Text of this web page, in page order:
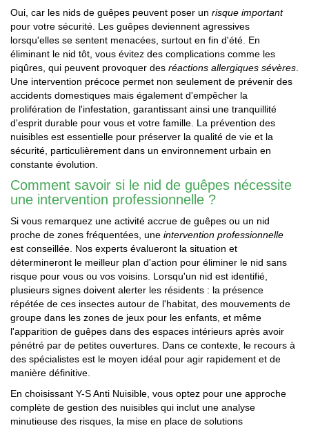
Oui, car les nids de guêpes peuvent poser un risque important
pour votre sécurité. Les guêpes deviennent agressives
lorsqu'elles se sentent menacées, surtout en fin d'été. En
éliminant le nid tôt, vous évitez des complications comme les
piqûres, qui peuvent provoquer des réactions allergiques sévères.
Une intervention précoce permet non seulement de prévenir des
accidents domestiques mais également d'empêcher la
prolifération de l'infestation, garantissant ainsi une tranquillité
d'esprit durable pour vous et votre famille. La prévention des
nuisibles est essentielle pour préserver la qualité de vie et la
sécurité, particulièrement dans un environnement urbain en
constante évolution.
Comment savoir si le nid de guêpes nécessite
une intervention professionnelle ?
Si vous remarquez une activité accrue de guêpes ou un nid
proche de zones fréquentées, une intervention professionnelle
est conseillée. Nos experts évalueront la situation et
détermineront le meilleur plan d'action pour éliminer le nid sans
risque pour vous ou vos voisins. Lorsqu'un nid est identifié,
plusieurs signes doivent alerter les résidents : la présence
répétée de ces insectes autour de l'habitat, des mouvements de
groupe dans les zones de jeux pour les enfants, et même
l'apparition de guêpes dans des espaces intérieurs après avoir
pénétré par de petites ouvertures. Dans ce contexte, le recours à
des spécialistes est le moyen idéal pour agir rapidement et de
manière définitive.
En choisissant Y-S Anti Nuisible, vous optez pour une approche
complète de gestion des nuisibles qui inclut une analyse
minutieuse des risques, la mise en place de solutions